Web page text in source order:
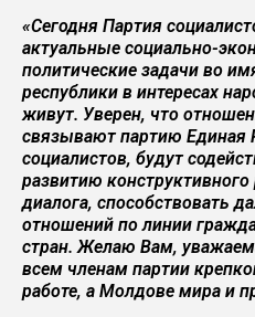
«Сегодня Партия
актуальные социально-
политические задачи во
республики в интересах
живут. Уверен, что
связывают партию Единая
социалистов, будут
развитию
диалога, способствовать
отношений по линии
стран. Желаю Вам,
всем членам партии
работе, а Молдове мира и